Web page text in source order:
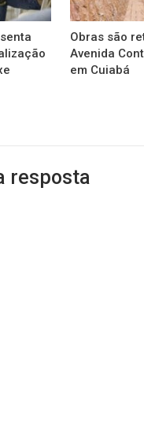
Obras são
Avenida
em Cuiabá
resposta